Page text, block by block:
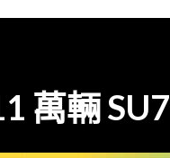
萬輛 SU7